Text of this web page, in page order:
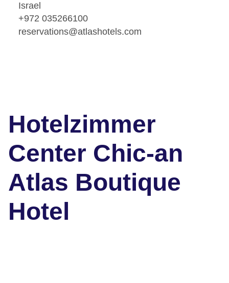
Israel
+972 035266100
reservations@atlashotels.com
Hotelzimmer
Center Chic-an
Atlas Boutique
Hotel